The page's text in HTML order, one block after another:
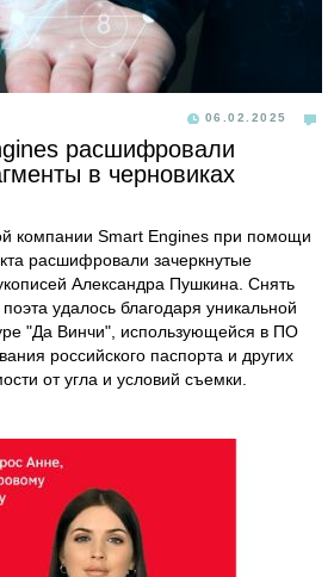
06.02.2025
расшифровали
в черновиках
компании Smart Engines при помощи
расшифровали зачеркнутые
Александра Пушкина. Снять
удалось благодаря уникальной
"Да Винчи", использующейся в ПО
российского паспорта и других
от угла и условий съемки.